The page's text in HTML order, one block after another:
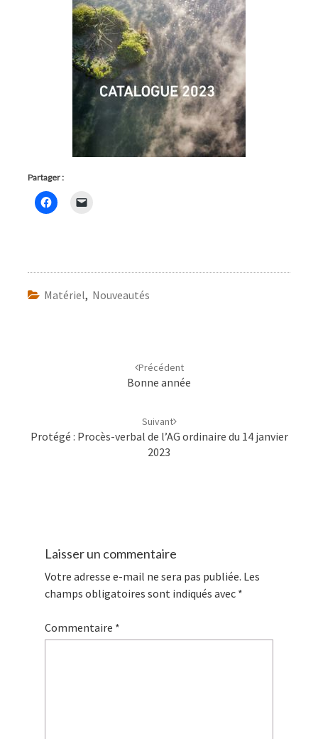
Partager :
Matériel, Nouveautés
Précédent
Bonne année
Suivant
Protégé : Procès-verbal de l’AG ordinaire du 14 janvier
2023
Laisser un commentaire
Votre adresse e-mail ne sera pas publiée. Les
champs obligatoires sont indiqués avec *
Commentaire *